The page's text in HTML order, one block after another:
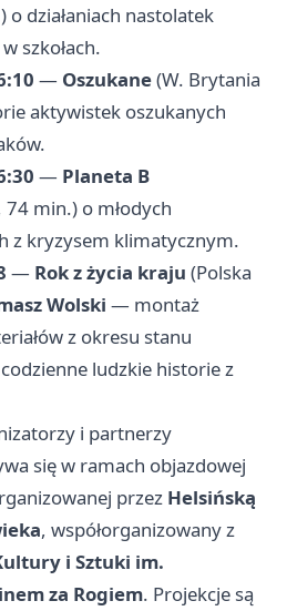
działaniach nastolatek
szkołach.
— Oszukane(W. Brytania
aktywistek oszukanych
— Planeta B
min.) o młodych
z kryzysem klimatycznym.
— Rok z życia kraju (Polska
Wolski — montaż
z okresu stanu
ludzkie historie z
i partnerzy
się w ramach objazdowej
przez Helsińską
, współorganizowany z
i Sztuki im.
za Rogiem. Projekcje są